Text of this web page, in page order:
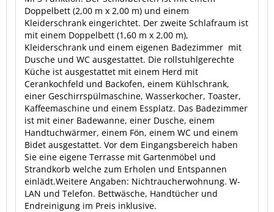
Doppelbett (2,00 m x 2,00 m) und einem
Kleiderschrank eingerichtet. Der zweite Schlafraum ist
mit einem Doppelbett (1,60 m x 2,00 m),
Kleiderschrank und einem eigenen Badezimmer mit
Dusche und WC ausgestattet. Die rollstuhlgerechte
Küche ist ausgestattet mit einem Herd mit
Cerankochfeld und Backofen, einem Kühlschrank,
einer Geschirrspülmaschine, Wasserkocher, Toaster,
Kaffeemaschine und einem Essplatz. Das Badezimmer
ist mit einer Badewanne, einer Dusche, einem
Handtuchwärmer, einem Fön, einem WC und einem
Bidet ausgestattet. Vor dem Eingangsbereich haben
Sie eine eigene Terrasse mit Gartenmöbel und
Strandkorb welche zum Erholen und Entspannen
einlädt.Weitere Angaben: Nichtraucherwohnung. W-
LAN und Telefon. Bettwäsche, Handtücher und
Endreinigung im Preis inklusive.